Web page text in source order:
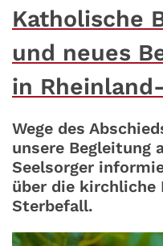
Katholische
und neues
in
Wege des
unsere Begleitung
Seelsorger
über die kirchliche
Sterbefall.